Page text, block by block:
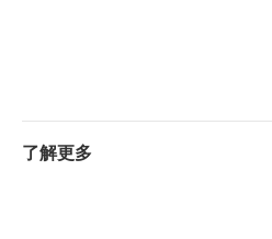
了解更多